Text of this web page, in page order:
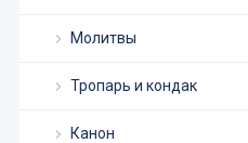
Молитвы
Тропарь и кондак
Канон